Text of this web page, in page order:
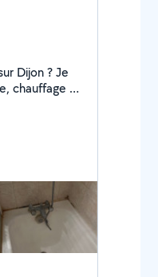
chauffage et